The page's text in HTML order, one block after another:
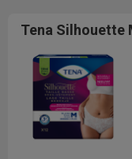
Tena Silhouette